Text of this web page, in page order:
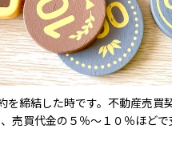
を締結した時です。不動産売
売買代金の５％～１０％ほど